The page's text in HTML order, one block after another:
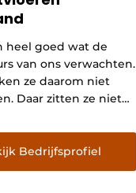
heel goed wat de
van ons verwachten.
ze daarom niet
Daar zitten ze niet
de ervaring in huis
we weten wat in
gebruikelijk is.
Bedrijfsprofiel